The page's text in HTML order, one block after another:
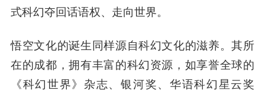
式科幻夺回话语权、走向世界。
悟空文化的诞生同样源自科幻文化的滋养。其所
在的成都，拥有丰富的科幻资源，如享誉全球的
《科幻世界》杂志、银河奖、华语科幻星云奖